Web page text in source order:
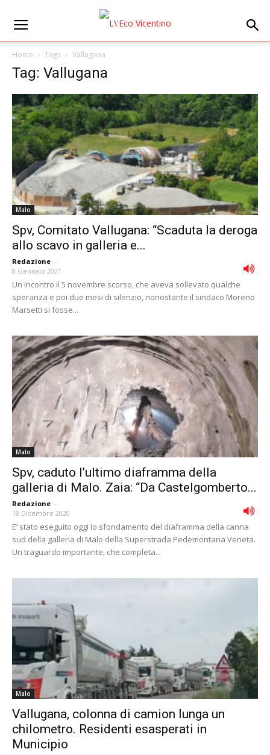
Home Tags Vallugana
Tag: Vallugana
Malo
Spv, Comitato Vallugana: “Scaduta la deroga
allo scavo in galleria e...
Redazione -
8 Gennaio 2021
Un incontro il 5 novembre scorso, che aveva sollevato qualche
speranza e poi due mesi di silenzio, nonostante il sindaco Moreno
Marsetti si fosse...
Malo
Spv, caduto l’ultimo diaframma della
galleria di Malo. Zaia: “Da Castelgomberto...
Redazione -
18 Dicembre 2020
E’ stato eseguito oggi lo sfondamento del diaframma della canna
sud della galleria di Malo della Superstrada Pedemontana Veneta.
Un traguardo importante, che completa...
Malo
Vallugana, colonna di camion lunga un
chilometro. Residenti esasperati in
Municipio